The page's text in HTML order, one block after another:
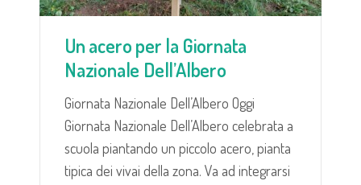
Un acero per la Giornata
Nazionale Dell’Albero
Giornata Nazionale Dell’Albero Oggi
Giornata Nazionale Dell’Albero celebrata a
scuola piantando un piccolo acero, pianta
tipica dei vivai della zona. Va ad integrarsi